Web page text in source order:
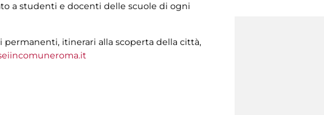
a studenti e docenti delle scuole di ogni
itinerari alla scoperta della città,